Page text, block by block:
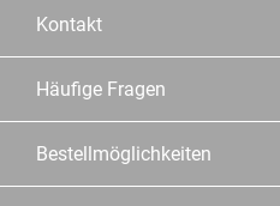
Kontakt
Häufige Fragen
Bestellmöglichkeiten